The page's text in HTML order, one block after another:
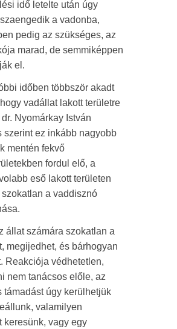
idő letelte után úgy
a vadonba,
pedig az szükséges, az
marad, de semmiképpen
el.
időben többször akadt
vadállat lakott területre
Nyomárkay István
szerint ez inkább nagyobb
mentén fekvő
fordul elő, a
eső lakott területen
a vaddisznó
állat számára szokatlan a
megijedhet, és bárhogyan
Reakciója védhetetlen,
nem tanácsos előle, az
támadást úgy kerülhetjük
valamilyen
keresünk, vagy egy